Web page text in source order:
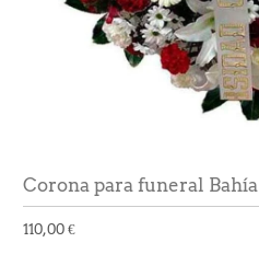
Corona para funeral Bahía
110,00 €